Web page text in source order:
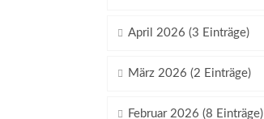
April 2026 (3 Einträge)
März 2026 (2 Einträge)
Februar 2026 (8 Einträge)